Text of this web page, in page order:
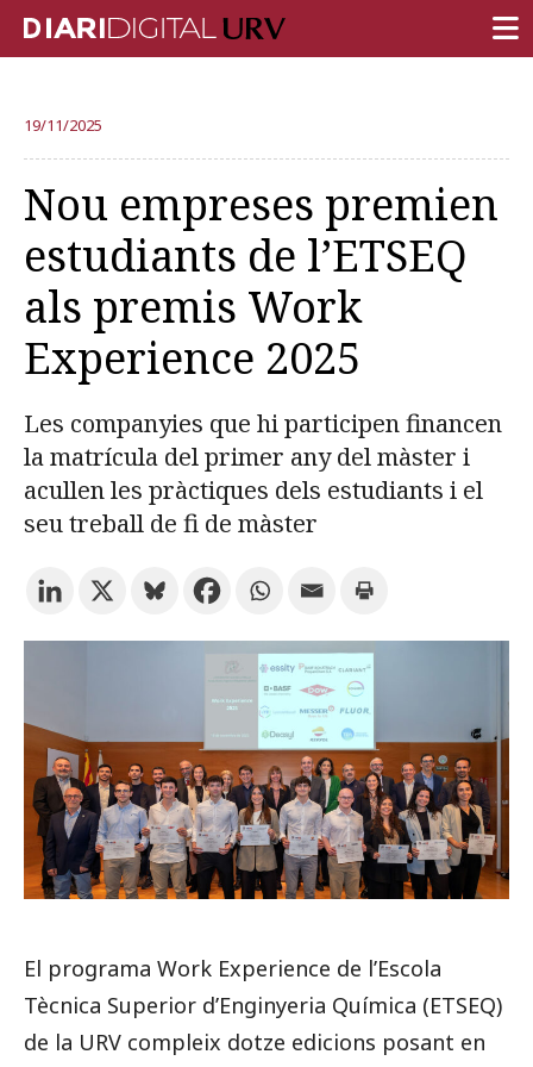
RECERCA
DOCÈNCIA
INSTITUCIÓ
VIDA AL CAMPUS
COMUNITAT URV
REPORTATGES
Més categories
Prova la cerca avançada
Subscriu-te als butlletins de la URV
CATALÀ ESPAÑOL ENGLISH
19/11/2025
Nou empreses premien
estudiants de l’ETSEQ
als premis Work
Experience 2025
Les companyies que hi participen financen
la matrícula del primer any del màster i
acullen les pràctiques dels estudiants i el
seu treball de fi de màster
El programa Work Experience de l’Escola
Tècnica Superior d’Enginyeria Química (ETSEQ)
de la URV compleix dotze edicions posant en